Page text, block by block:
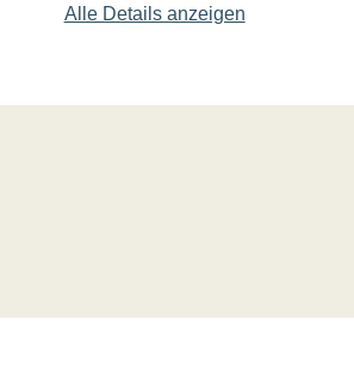
Alle Details anzeigen